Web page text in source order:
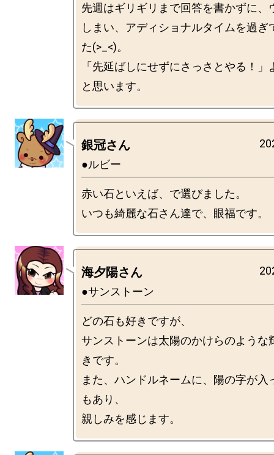
先週はギリギリまで回答を書かずに、
しまい、アディショナルタイムを過ぎ
た(>_<)。
「先延ばしにせずにさっさとやる！」
銀冠さん
●ルビー
赤い石といえば、で選びました。
海夕陽さん
●サンストーン
どの石も好きですが、
サンストーンは太陽のかけらのような
きです。
また、ハンドルネームに、陽の字が入
もあり、